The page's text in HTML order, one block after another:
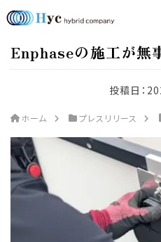
Enphaseの施工が無
投稿日：
ホーム プレスリリース